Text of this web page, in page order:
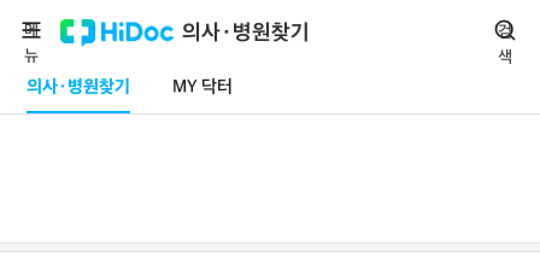
의사·병원찾기
의사·병원찾기 MY 닥터
메
뉴
검
색